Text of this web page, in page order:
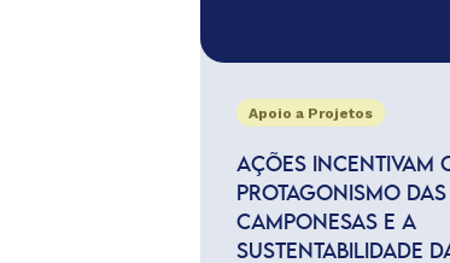
Apoio a Projetos
AÇÕES INCENTIVAM
PROTAGONISMO
CAMPONESAS E A
SUSTENTABILIDADE